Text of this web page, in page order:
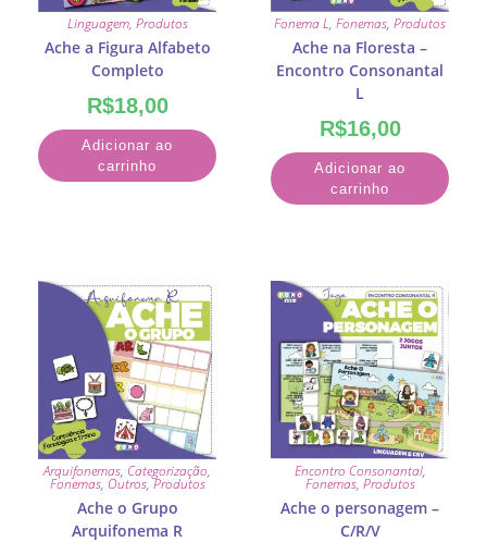
Linguagem, Produtos
Ache a Figura Alfabeto
Completo
R$18,00
Adicionar ao
carrinho
Fonema L, Fonemas, Produtos
Ache na Floresta –
Encontro Consonantal
L
R$16,00
Adicionar ao
carrinho
Arquifonemas, Categorização,
Fonemas, Outros,Produtos
Ache o Grupo
Arquifonema R
Encontro Consonantal,
Fonemas, Produtos
Ache o personagem –
C/R/V